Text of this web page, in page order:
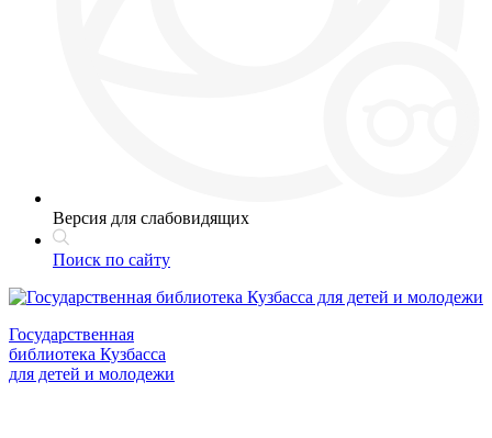
Версия для слабовидящих
Поиск по сайту
Государственная
библиотека Кузбасса
для детей и молодежи